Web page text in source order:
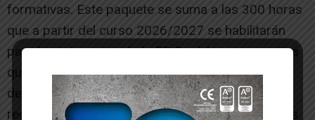
formativas. Este paquete se suma a las 300 horas
que a partir del curso 2026/2027 se habilitarán
para las tutoras/es de la FP Dual, lo que permitirá
que cada grupo, tanto de primeros cursos como
de los segundos, tengan una hora lectiva de
reducción horaria para reforzar la atención de las